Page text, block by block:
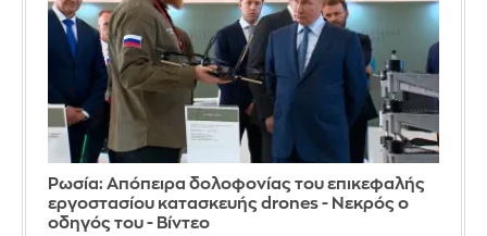
Ρωσία: Απόπειρα δολοφονίας του επικεφαλής
εργοστασίου κατασκευής drones - Νεκρός ο
οδηγός του - Βίντεο